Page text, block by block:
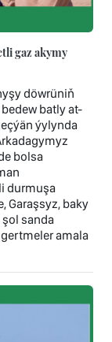
gaz akymy
döwrüniň
batly at-
ýylynda
bolsa
durmuşa
Garaşsyz, baky
sanda
amala